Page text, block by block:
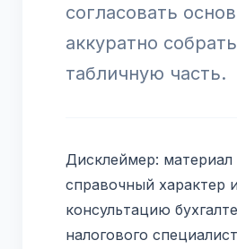
согласовать
аккуратно собрать
табличную часть.
Дисклеймер: материал
справочный характер
консультацию
налогового